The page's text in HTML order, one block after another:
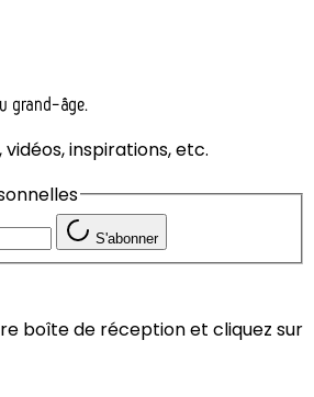
grand-âge.
inspirations, etc.
S'abonner
boîte de réception et cliquez sur